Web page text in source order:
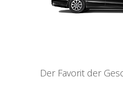
Der Favorit der